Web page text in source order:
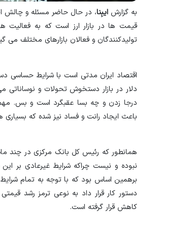
به گزارشایبِنا، در حال حاضر مسئله و چالش
قیمت ها در بازار ارز است که به فعالیت
تولیدکنندگان و فعالان بازارهای مختلف می
اقتصاد ایران مدتی است با شرایط حساسی
دلار در بازار دستخوش تحولات و
درجا زدن و چه بسا عقبگرد است و بس. مهم
باعث ایجاد رانت و فساد نیز شده که بسیاری
همانطور که رئیس کل بانک مرکزی در چند ماه
نبوده و نیست چراکه شرایط غیرعادی بر
برهمین اساس بود که با توجه به تمام شرایط
دستور کار قرار داد به نوعی ترمز رشد
کاهش قرار گرفته است.